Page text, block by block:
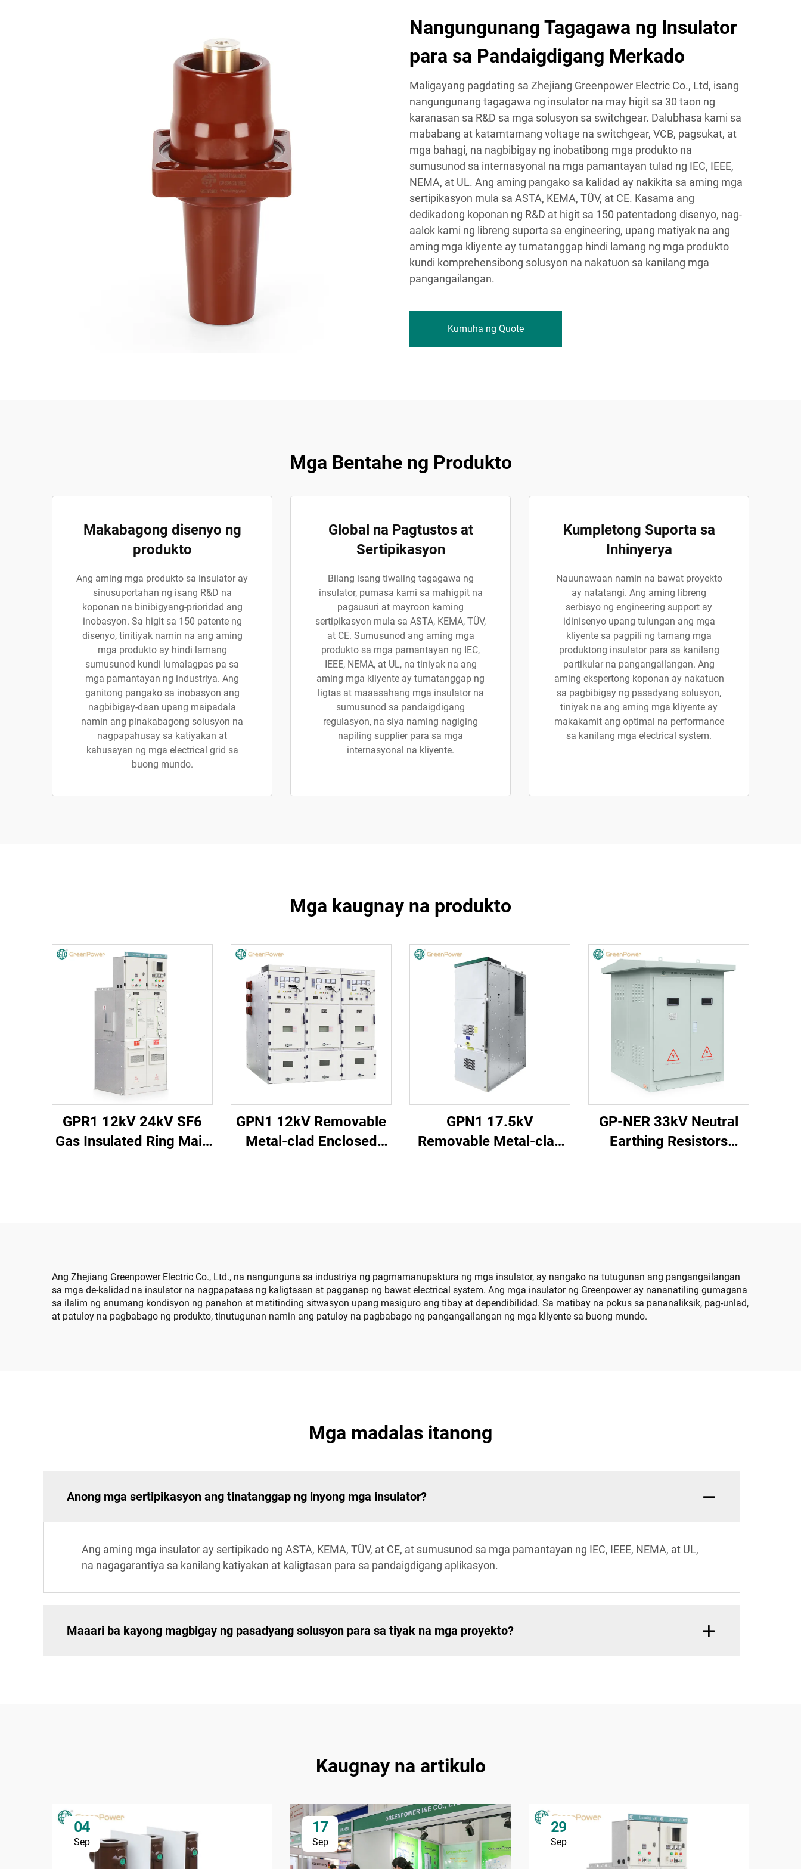
Nangungunang Tagagawa ng Insulator
para sa Pandaigdigang Merkado
Maligayang pagdating sa Zhejiang Greenpower Electric Co., Ltd, isang
nangungunang tagagawa ng insulator na may higit sa 30 taon ng
karanasan sa R&D sa mga solusyon sa switchgear. Dalubhasa kami sa
mababang at katamtamang voltage na switchgear, VCB, pagsukat, at
mga bahagi, na nagbibigay ng inobatibong mga produkto na
sumusunod sa internasyonal na mga pamantayan tulad ng IEC, IEEE,
NEMA, at UL. Ang aming pangako sa kalidad ay nakikita sa aming mga
sertipikasyon mula sa ASTA, KEMA, TÜV, at CE. Kasama ang
dedikadong koponan ng R&D at higit sa 150 patentadong disenyo, nag-
aalok kami ng libreng suporta sa engineering, upang matiyak na ang
aming mga kliyente ay tumatanggap hindi lamang ng mga produkto
kundi komprehensibong solusyon na nakatuon sa kanilang mga
pangangailangan.
Kumuha ng Quote
Mga Bentahe ng Produkto
Makabagong disenyo ng
produkto
Ang aming mga produkto sa insulator ay
sinusuportahan ng isang R&D na
koponan na binibigyang-prioridad ang
inobasyon. Sa higit sa 150 patente ng
disenyo, tinitiyak namin na ang aming
mga produkto ay hindi lamang
sumusunod kundi lumalagpas pa sa
mga pamantayan ng industriya. Ang
ganitong pangako sa inobasyon ang
nagbibigay-daan upang maipadala
namin ang pinakabagong solusyon na
nagpapahusay sa katiyakan at
kahusayan ng mga electrical grid sa
buong mundo.
Global na Pagtustos at
Sertipikasyon
Bilang isang tiwaling tagagawa ng
insulator, pumasa kami sa mahigpit na
pagsusuri at mayroon kaming
sertipikasyon mula sa ASTA, KEMA, TÜV,
at CE. Sumusunod ang aming mga
produkto sa mga pamantayan ng IEC,
IEEE, NEMA, at UL, na tiniyak na ang
aming mga kliyente ay tumatanggap ng
ligtas at maaasahang mga insulator na
sumusunod sa pandaigdigang
regulasyon, na siya naming nagiging
napiling supplier para sa mga
internasyonal na kliyente.
Kumpletong Suporta sa
Inhinyerya
Nauunawaan namin na bawat proyekto
ay natatangi. Ang aming libreng
serbisyo ng engineering support ay
idinisenyo upang tulungan ang mga
kliyente sa pagpili ng tamang mga
produktong insulator para sa kanilang
partikular na pangangailangan. Ang
aming ekspertong koponan ay nakatuon
sa pagbibigay ng pasadyang solusyon,
tiniyak na ang aming mga kliyente ay
makakamit ang optimal na performance
sa kanilang mga electrical system.
Mga kaugnay na produkto
GPR1 12kV 24kV SF6
Gas Insulated Ring Main
GPN1 12kV Removable
Metal-clad Enclosed
GPN1 17.5kV
Removable Metal-clad
GP-NER 33kV Neutral
Earthing Resistors
Ang Zhejiang Greenpower Electric Co., Ltd., na nangunguna sa industriya ng pagmamanupaktura ng mga insulator, ay nangako na tutugunan ang pangangailangan
sa mga de-kalidad na insulator na nagpapataas ng kaligtasan at pagganap ng bawat electrical system. Ang mga insulator ng Greenpower ay nananatiling gumagana
sa ilalim ng anumang kondisyon ng panahon at matitinding sitwasyon upang masiguro ang tibay at dependibilidad. Sa matibay na pokus sa pananaliksik, pag-unlad,
at patuloy na pagbabago ng produkto, tinutugunan namin ang patuloy na pagbabago ng pangangailangan ng mga kliyente sa buong mundo.
Mga madalas itanong
Anong mga sertipikasyon ang tinatanggap ng inyong mga insulator?
Ang aming mga insulator ay sertipikado ng ASTA, KEMA, TÜV, at CE, at sumusunod sa mga pamantayan ng IEC, IEEE, NEMA, at UL,
na nagagarantiya sa kanilang katiyakan at kaligtasan para sa pandaigdigang aplikasyon.
Maaari ba kayong magbigay ng pasadyang solusyon para sa tiyak na mga proyekto?
Kaugnay na artikulo
04
Sep
17
Sep
29
Sep